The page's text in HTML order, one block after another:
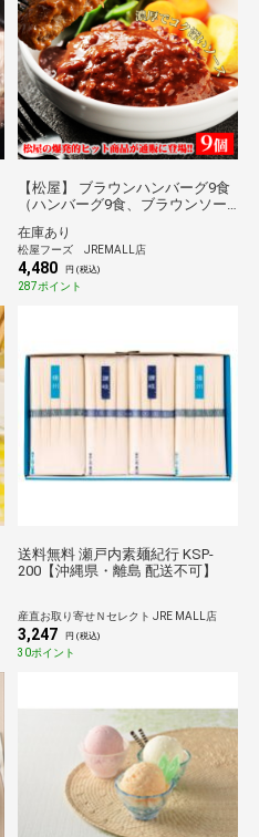
【松屋】 ブラウンハンバーグ9食
（ハンバーグ9食、ブラウンソー
ス オリジナルソース 簡単調理 牛
肉 肉 食事 お惣菜 保存食 まつや
牛丼 食品 グルメ 冷凍 冷凍食品 送
料無料 おかず 惣菜 非常食
在庫あり
松屋フーズ JREMALL店
4,480 円 (税込)
287ポイント
送料無料 瀬戸内素麺紀行 KSP-
200【沖縄県・離島 配送不可】
産直お取り寄せＮセレクト JRE MALL店
3,247 円 (税込)
30ポイント